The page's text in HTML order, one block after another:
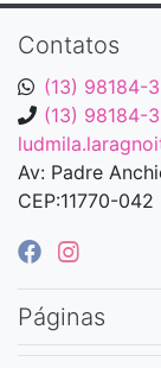
Contatos
(13) 98184-
(13) 98184-
Av: Padre
CEP:11770-042
Páginas